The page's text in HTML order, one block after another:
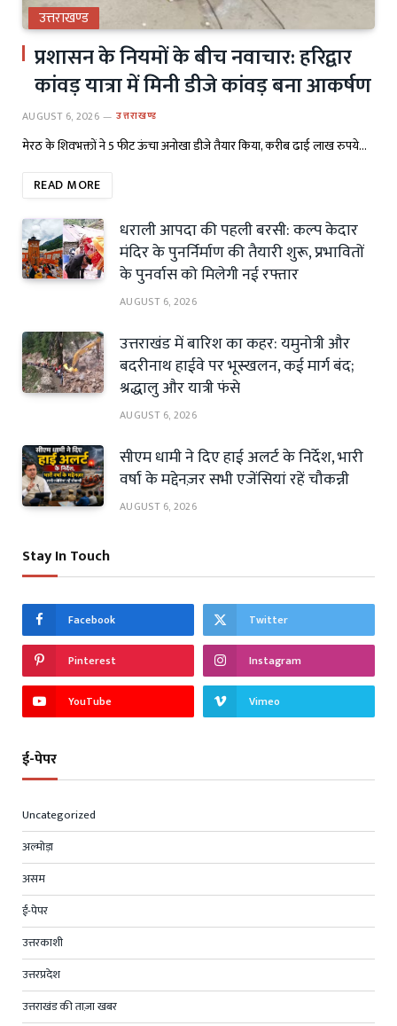
उत्तराखण्ड
प्रशासन के नियमों के बीच नवाचार: हरिद्वार
कांवड़ यात्रा में मिनी डीजे कांवड़ बना आकर्षण
AUGUST 6, 2026 उत्तराखण्ड
मेरठ के शिवभक्तों ने 5 फीट ऊंचा अनोखा डीजे तैयार किया, करीब ढाई लाख रुपये…
READ MORE
धराली आपदा की पहली बरसी: कल्प केदार
मंदिर के पुनर्निर्माण की तैयारी शुरू, प्रभावितों
के पुनर्वास को मिलेगी नई रफ्तार
AUGUST 6, 2026
उत्तराखंड में बारिश का कहर: यमुनोत्री और
बदरीनाथ हाईवे पर भूस्खलन, कई मार्ग बंद;
श्रद्धालु और यात्री फंसे
AUGUST 6, 2026
सीएम धामी ने दिए हाई अलर्ट के निर्देश, भारी
वर्षा के मद्देनज़र सभी एजेंसियां रहें चौकन्नी
AUGUST 6, 2026
Stay In Touch
Facebook Twitter
Pinterest Instagram
YouTube Vimeo
ई-पेपर
Uncategorized
अल्मोड़ा
असम
ई-पेपर
उत्तरकाशी
उत्तरप्रदेश
उत्तराखंड की ताज़ा खबर